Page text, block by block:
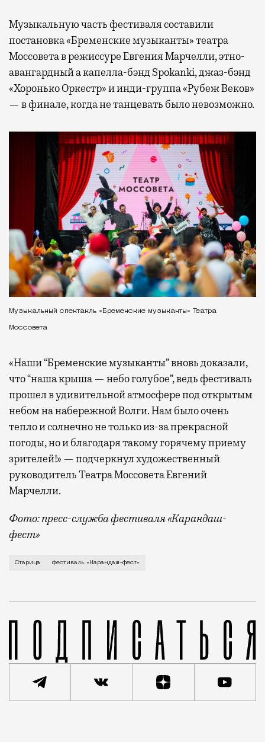
Музыкальную часть фестиваля составили
постановка «Бременские музыканты» театра
Моссовета в режиссуре Евгения Марчелли, этно-
авангардный а капелла-бэнд Spokanki, джаз-бэнд
«Хоронько Оркестр» и инди-группа «Рубеж Веков»
— в финале, когда не танцевать было невозможно.
Музыкальный спектакль «Бременские музыканты» Театра
Моссовета
«Наши “Бременские музыканты” вновь доказали,
что “наша крыша — небо голубое”, ведь фестиваль
прошел в удивительной атмосфере под открытым
небом на набережной Волги. Нам было очень
тепло и солнечно не только из-за прекрасной
погоды, но и благодаря такому горячему приему
зрителей!» — подчеркнул художественный
руководитель Театра Моссовета Евгений
Марчелли.
Фото: пресс-служба фестиваля «Карандаш-
фест»
В минувший уикенд маленькая Старица в
Старица фестиваль «Карандаш-фест»